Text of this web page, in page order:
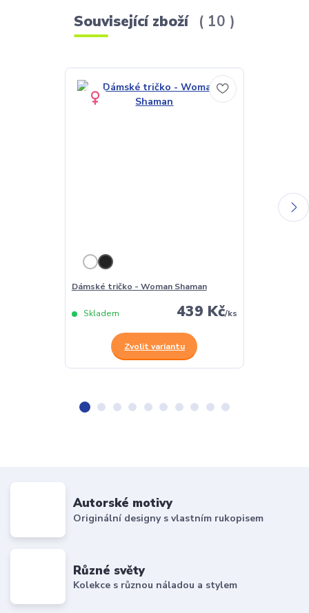
Související zboží 10
Dámské tričko - Woman Shaman
439 Kč/ks
Skladem
Zvolit variantu
Autorské motivy
Originální designy s vlastním rukopisem
Různé světy
Kolekce s různou náladou a stylem